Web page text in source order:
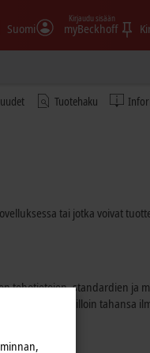
Suomi myBeckhoff
Kirjaudu sisään
Tuotehaku
tai jotka voivat
tehotietojen, standardien ja
muutoksiin milloin tahansa